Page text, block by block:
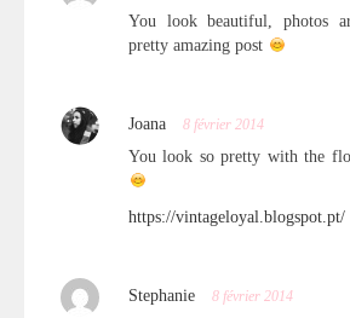
You look beautiful, photos
pretty amazing post
Joana 8 février 2014
You look so pretty with the
https://vintageloyal.blogspot.pt/
Stephanie 8 février 2014